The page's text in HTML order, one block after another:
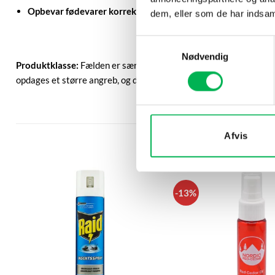
dem, eller som de har
Nødvendig
Afvis
Opbevar fødevarer korrekt:
Brugtætsluttende beholderetil
Produktklasse: Fælden er særligt designet til effektivt at
opdages et større angreb, og det ikke kan løses gennem tiltag
-13%